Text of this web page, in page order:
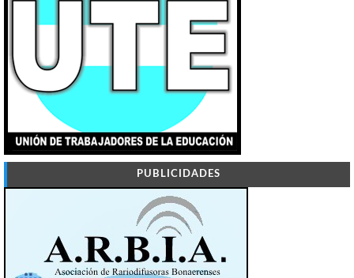
PUBLICIDADES